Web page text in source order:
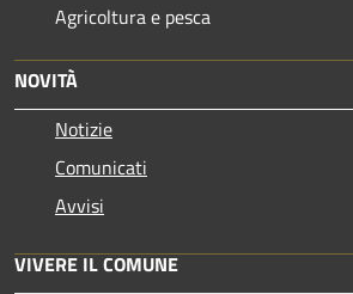
Agricoltura e pesca
NOVITÀ
Notizie
Comunicati
Avvisi
VIVERE IL COMUNE